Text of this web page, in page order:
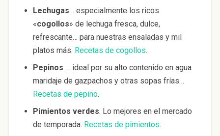
Lechugas .. especialmente los ricos
«cogollos» de lechuga fresca, dulce,
refrescante… para nuestras ensaladas y mil
platos más. Recetas de cogollos.
Pepinos … ideal por su alto contenido en agua
maridaje de gazpachos y otras sopas frías…
Recetas de pepino.
Pimientos verdes. Lo mejores en el mercado
de temporada. Recetas de pimientos.